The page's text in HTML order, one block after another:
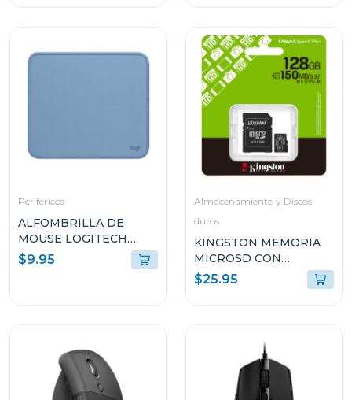
Periféricos
ALFOMBRILLA DE
MOUSE LOGITECH
956000038
$9.95
Almacenamiento y Discos
duros
KINGSTON MEMORIA
MICROSD CON
ADAPTADOR DE 128GB
SDCS3128GB
$25.95